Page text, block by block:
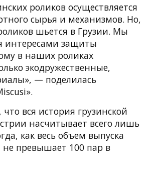
роликов осуществляется
сырья и механизмов. Но,
шьется в Грузии. Мы
интересами защиты
в наших роликах
экодружественные,
— поделилась
вся история грузинской
насчитывает всего лишь
как весь объем выпуска
не превышает 100 пар в